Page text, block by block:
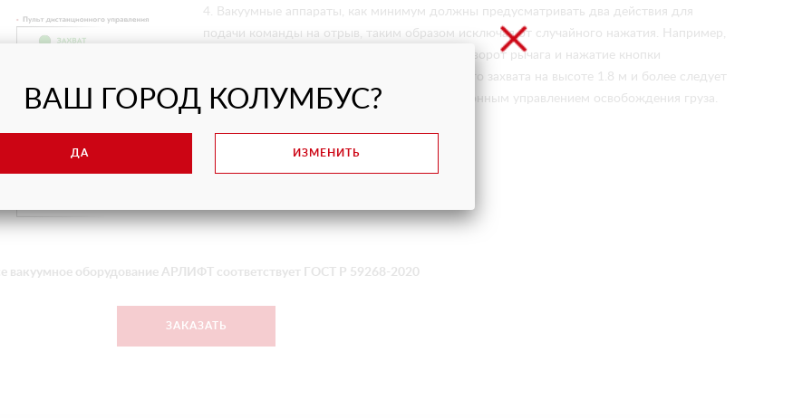
4. Вакуумные аппараты, как минимум должны предусматривать два действия для
подачи команды на отрыв, таким образом исключая от случайного нажатия. Например,
одновременное нажатие двух кнопок, или поворот рычага и нажатие кнопки
При выполнении работ с помощью вакуумного захвата на высоте 1.8 м и более следует
использовать вакуумные захваты с дистанционным управлением освобождения груза.
вакуумное оборудование АРЛИФТ соответствует ГОСТ Р 59268-2020
ЗАКАЗАТЬ
ВАШ ГОРОД КОЛУМБУС?
ДА ИЗМЕНИТЬ